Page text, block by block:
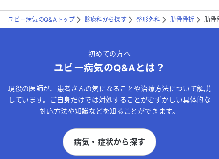
ユビー病気のQ&Aトップ 診療科から探す 整形外科 肋骨骨折 肋骨
初めての方へ
ユビー病気のQ&Aとは？
現役の医師が、患者さんの気になることや治療方法について解説
しています。ご自身だけでは対処することがむずかしい具体的な
対応方法や知識などを知ることができます。
病気・症状から探す